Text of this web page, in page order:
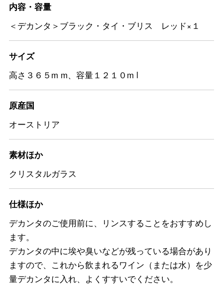
内容・容量
＜デカンタ＞ブラック・タイ・ブリス レッド×１
サイズ
高さ３６５m m、容量１２１０m l
原産国
オーストリア
素材ほか
クリスタルガラス
仕様ほか
デカンタのご使用前に、リンスすることをおすすめし
ます。
デカンタの中に埃や臭いなどが残っている場合があり
ますので、これから飲まれるワイン（または水）を少
量デカンタに入れ、よくすすいでください。